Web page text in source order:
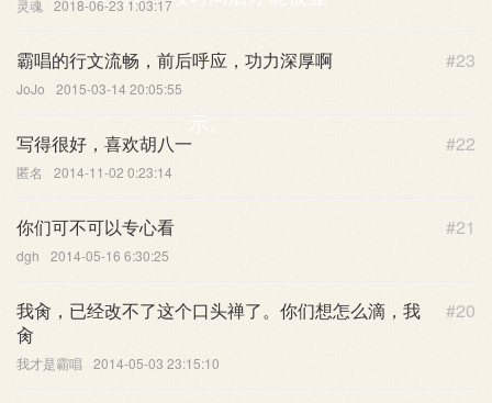
示。
灵魂 2018-06-23 1:03:17
#23
霸唱的行文流畅，前后呼应，功力深厚啊
JoJo 2015-03-14 20:05:55
#22
写得很好，喜欢胡八一
匿名 2014-11-02 0:23:14
#21
你们可不可以专心看
dgh 2014-05-16 6:30:25
#20
我肏，已经改不了这个口头禅了。你们想怎么滴，我
肏
我才是霸唱 2014-05-03 23:15:10